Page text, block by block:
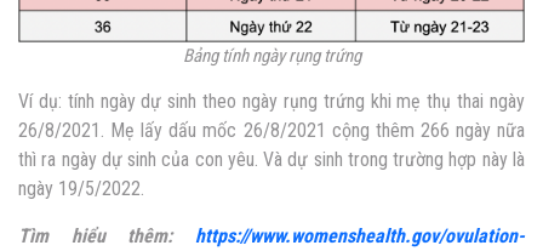
Bảng tính ngày rụng trứng
Ví dụ: tính ngày dự sinh theo ngày rụng trứng khi mẹ thụ thai ngày
26/8/2021. Mẹ lấy dấu mốc 26/8/2021 cộng thêm 266 ngày nữa
thì ra ngày dự sinh của con yêu. Và dự sinh trong trường hợp này là
ngày 19/5/2022.
Tìm hiểu thêm: https://www.womenshealth.gov/ovulation-